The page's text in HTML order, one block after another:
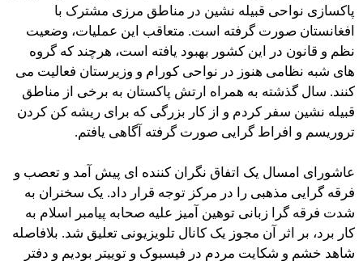
پاکسازی نواحی قبیله نشین در مناطق مرزی مشترک با
افغانستان صورت گرفته است. متعاقب این عملیات، وضعیت
نظم و قانون در این کشور بهبود یافته است، هرچند که گروه
های شبه نظامی هنوز در نواحی کورام و وزیرستان فعالیت می
کنند. سال گذشته به همراه ارتش پاکستان به برخی از مناطق
قبیله نشین سفر کردم و از کار بزرگی که برای ریشه کن کردن
تروریسم و افراط گرایی صورت گرفته آگاهی یافتم.
عاشورای امسال یک اتفاق نگران کننده ای پیش آمد و تعصب و
فرقه گرایی مذهبی را در مرکز توجه قرار داد. یک سخنران به
شدت فرقه گرا زبانی توهین آمیز علیه صحابه پیامبر اسلام به
کار برد، بر اثر آن مجوز یک کانال تلویزیونی تعلیق شد. بلافاصله
شاهد خشم و شکایت مردم در فیسبوک و توییتر بودیم و دفتر